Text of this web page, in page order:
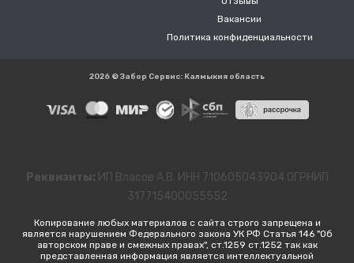
Вакансии
Политика конфиденциальности
2026 © Забор Сервис: Калмыкия область
Реквизиты: ИП Власов А.В. ИНН 710605043904 ОГРНИП
317715400055552
Копирование любых материалов с сайта строго запрещена и
является нарушением Федерального закона УК РФ Статья 146 "Об
авторском праве и смежных правах", ст.1259 ст.1252 так как
представленная информация является интеллектуальной